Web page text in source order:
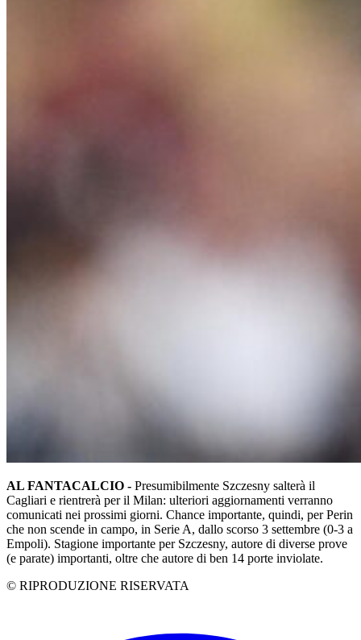
AL FANTACALCIO - Presumibilmente Szczesny salterà il
Cagliari e rientrerà per il Milan: ulteriori aggiornamenti verranno
comunicati nei prossimi giorni. Chance importante, quindi, per Perin
che non scende in campo, in Serie A, dallo scorso 3 settembre (0-3 a
Empoli). Stagione importante per Szczesny, autore di diverse prove
(e parate) importanti, oltre che autore di ben 14 porte inviolate.
© RIPRODUZIONE RISERVATA